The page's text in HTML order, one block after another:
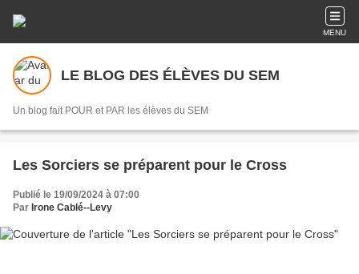
MENU
LE BLOG DES ÉLÈVES DU SEM
Un blog fait POUR et PAR les élèves du SEM
Les Sorciers se préparent pour le Cross
Publié le 19/09/2024 à 07:00
Par Irone Cablé--Levy